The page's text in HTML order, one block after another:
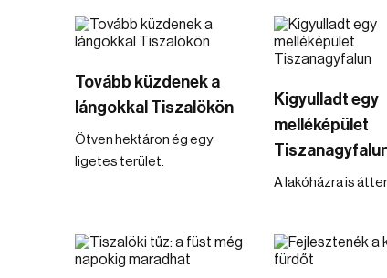
Tovább küzdenek a
lángokkal Tiszalökön
Ötven hektáron ég egy
ligetes terület.
Kigyulladt egy
melléképület
A lakóházra is